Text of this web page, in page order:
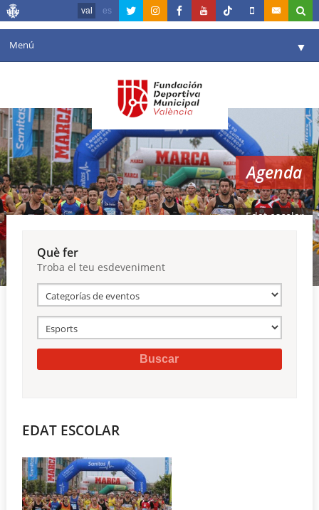
val es
Menú ▼
Agenda
Instal·lacions ▼
Comunicació ▼
València en esport ▼
Reserves
Agenda
Edat escolar
Què fer
Troba el teu esdeveniment
EDAT ESCOLAR